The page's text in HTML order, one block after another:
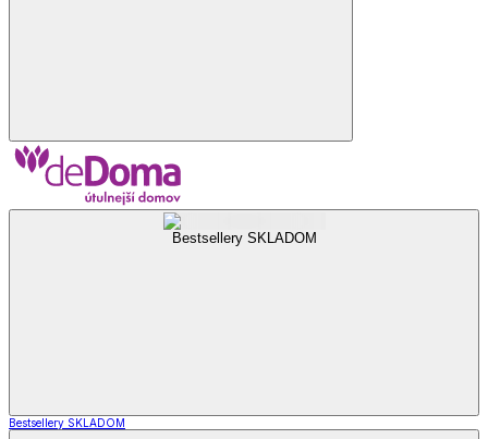
Bestsellery SKLADOM
Bestsellery SKLADOM